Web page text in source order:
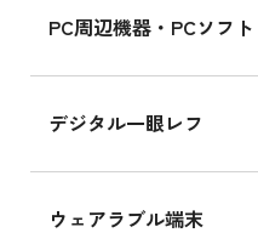
PC周辺機器・PCソフト
デジタル一眼レフ
ウェアラブル端末
MK2K3J/Aの新